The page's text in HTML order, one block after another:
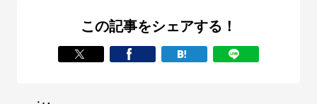
この記事をシェアする！